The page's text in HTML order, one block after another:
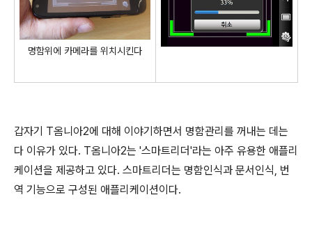
명함위에 카메라를 위치시킨다
갑자기 T옴니아2에 대해 이야기하면서 명함관리를 꺼내는 데는
다 이유가 있다. T옴니아2는 '스마트리더'라는 아주 유용한 애플리
케이션을 제공하고 있다. 스마트리더는 명함인식과 문서인식, 번
역 기능으로 구성된 애플리케이션이다.